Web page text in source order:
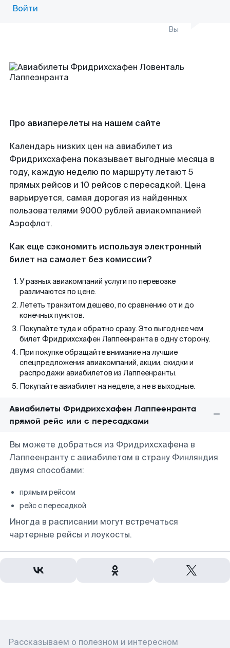
Войти
Вы
Про авиаперелеты на нашем сайте
Календарь низких цен на авиабилет из
Фридрихсхафена показывает выгодные месяца в
году, каждую неделю по маршруту летают 5
прямых рейсов и 10 рейсов с пересадкой. Цена
варьируется, самая дорогая из найденных
пользователями 9000 рублей авиакомпанией
Аэрофлот.
Как еще сэкономить используя электронный
билет на самолет без комиссии?
У разных авиакомпаний услуги по перевозке
различаются по цене.
Лететь транзитом дешево, по сравнению от и до
конечных пунктов.
Покупайте туда и обратно сразу. Это выгоднее чем
билет Фридрихсхафен Лаппеенранта в одну сторону.
При покупке обращайте внимание на лучшие
спецпредложения авиакомпаний, акции, скидки и
распродажи авиабилетов из Лаппеенранты.
Покупайте авиабилет на неделе, а не в выходные.
Авиабилеты Фридрихсхафен Лаппеенранта
прямой рейс или с пересадками
Вы можете добраться из Фридрихсхафена в
Лаппеенранту с авиабилетом в страну Финляндия
двумя способами:
прямым рейсом
рейс с пересадкой
Иногда в расписании могут встречаться
чартерные рейсы и лоукосты.
Рассказываем о полезном и интересном